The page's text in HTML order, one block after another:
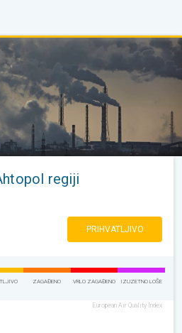
regiji
PRIHVATLJIVO
ZAGAĐENO VRLO ZAGAĐENO IZUZETNO LOŠE
European Air Quality Index